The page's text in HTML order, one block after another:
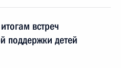
встреч
поддержки детей